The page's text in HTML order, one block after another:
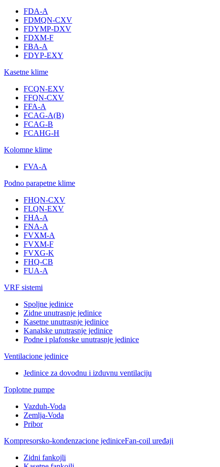
FDA-A
FDMQN-CXV
FDYMP-DXV
FDXM-F
FBA-A
FDYP-EXY
Kasetne klime
FCQN-EXV
FFQN-CXV
FFA-A
FCAG-A(B)
FCAG-B
FCAHG-H
Kolomne klime
FVA-A
Podno parapetne klime
FHQN-CXV
FLQN-EXV
FHA-A
FNA-A
FVXM-A
FVXM-F
FVXG-K
FHQ-CB
FUA-A
VRF sistemi
Spoljne jedinice
Zidne unutrasnje jedinice
Kasetne unutrasnje jedinice
Kanalske unutrasnje jedinice
Podne i plafonske unutrasnje jedinice
Ventilacione jedinice
Jedinice za dovodnu i izduvnu ventilaciju
Toplotne pumpe
Vazduh-Voda
Zemlja-Voda
Pribor
Kompresorsko-kondenzacione jediniceFan-coil uređaji
Zidni fankojli